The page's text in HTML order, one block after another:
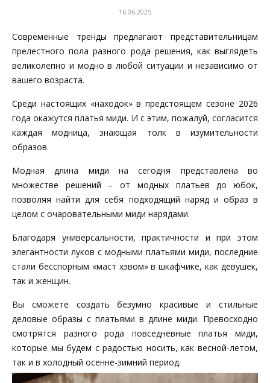
16.06.2025
Современные тренды предлагают представительницам
прелестного пола разного рода решения, как выглядеть
великолепно и модно в любой ситуации и независимо от
вашего возраста.
Среди настоящих «находок» в предстоящем сезоне 2026
года окажутся платья миди. И с этим, пожалуй, согласится
каждая модница, знающая толк в изумительности
образов.
Модная длина миди на сегодня представлена во
множестве решений – от модных платьев до юбок,
позволяя найти для себя подходящий наряд и образ в
целом с очаровательными миди нарядами.
Благодаря универсальности, практичности и при этом
элегантности луков с модными платьями миди, последние
стали бесспорным «маст хэвом» в шкафчике, как девушек,
так и женщин.
Вы сможете создать безумно красивые и стильные
деловые образы с платьями в длине миди. Превосходно
смотрятся разного рода повседневные платья миди,
которые мы будем с радостью носить, как весной-летом,
так и в холодный осенне-зимний период.